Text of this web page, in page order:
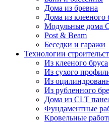
Дома из бревна
Дома из клееного
Модульные дома
Post & Beam
Беседки и гаражи
Технологии
Из клееного бруса
Из сухого
Из
Из рубленного
Дома из CLT
Фундаментные
Кровельные